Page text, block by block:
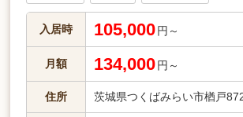
入居時 105,000 円～
月額 134,000 円～
住所 茨城県つくばみらい市楢戸